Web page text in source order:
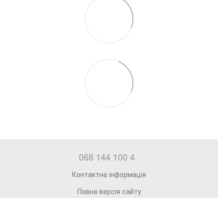
068 144 100 4
Контактна інформація
Повна версія сайту